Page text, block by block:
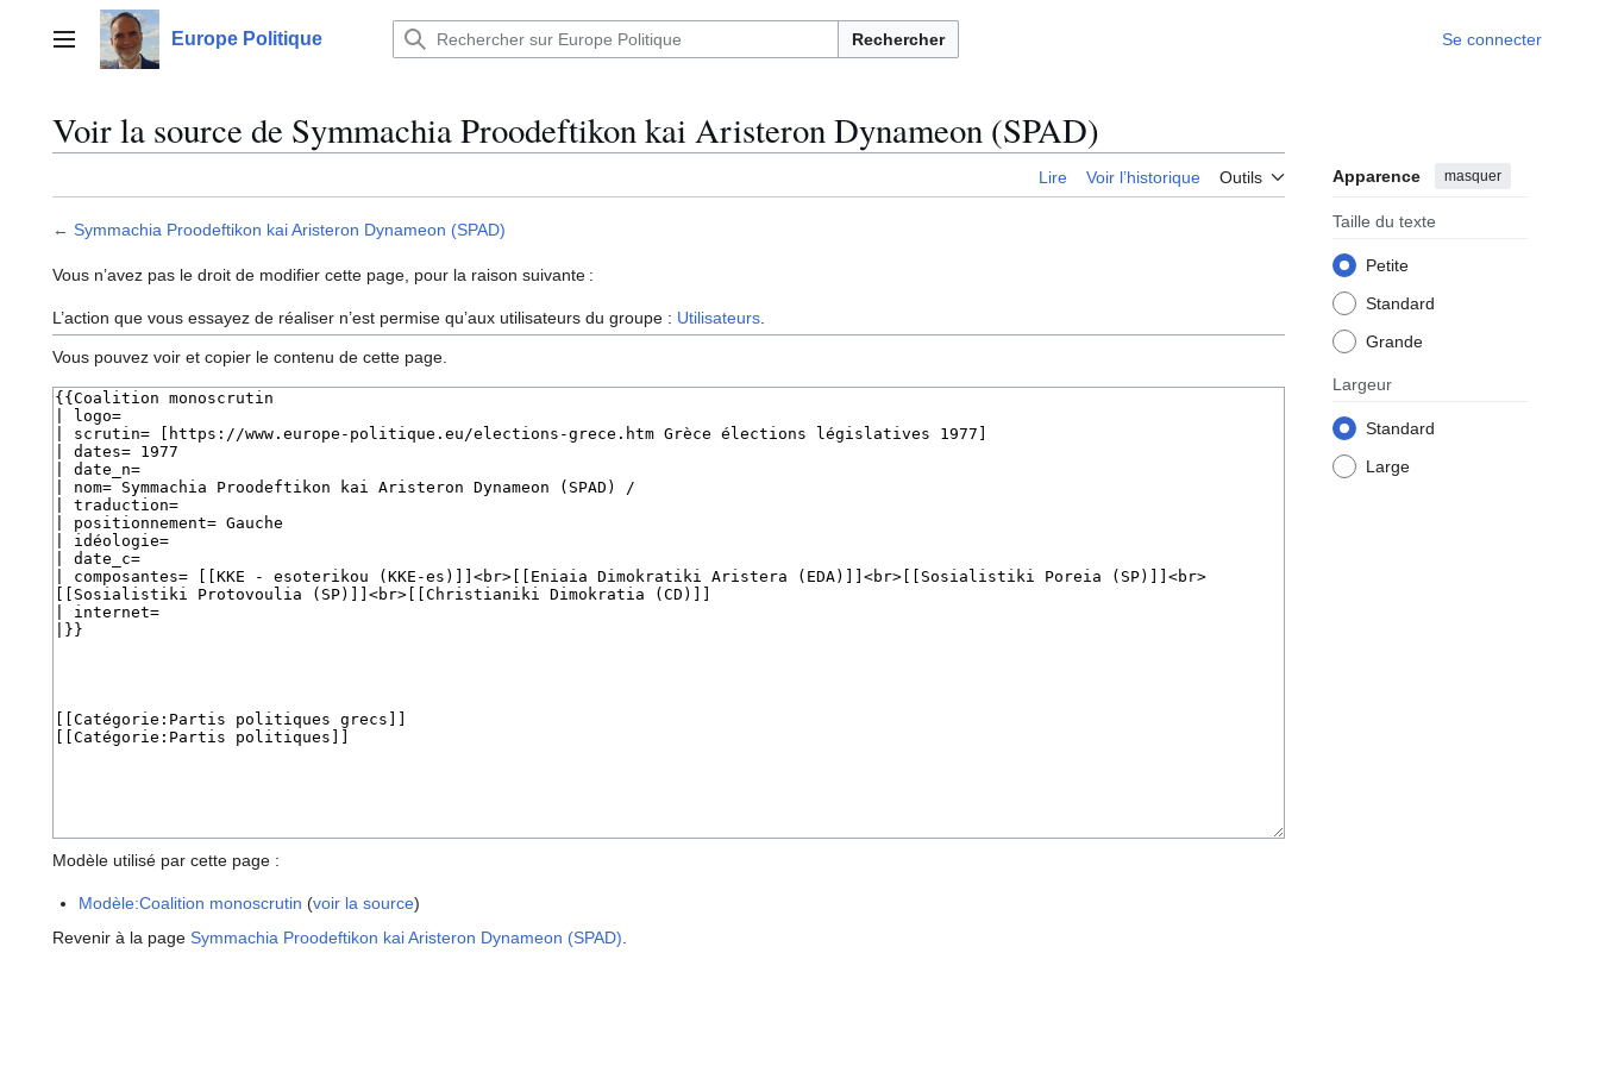
contenuMenu principalEurope Politique Rechercher Se connecter
Voir la source de Symmachia Proodeftikon kai Aristeron Dynameon (SPAD)
Lire Voir l’historique Outils Apparence masquer
Taille du texte
Petite
Standard
Grande
Largeur
Standard
Large
← Symmachia Proodeftikon kai Aristeron Dynameon (SPAD)
Vous n’avez pas le droit de modifier cette page, pour la raison suivante :
L’action que vous essayez de réaliser n’est permise qu’aux utilisateurs du groupe : Utilisateurs
Vous pouvez voir et copier le contenu de cette page.
Modèle utilisé par cette page :
Modèle:Coalition monoscrutin (voir la source)
Revenir à la page Symmachia Proodeftikon kai Aristeron Dynameon (SPAD)